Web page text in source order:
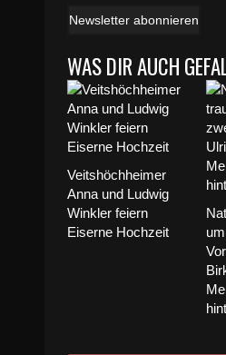
Newsletter abonnieren
WAS DIR AUCH
Veitshöchheimer
Anna und Ludwig
Winkler feiern
Eiserne Hochzeit